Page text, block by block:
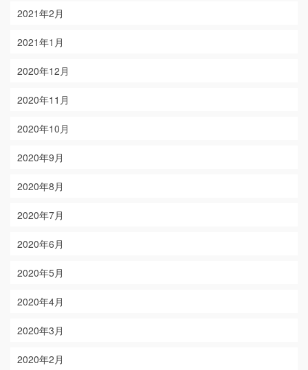
2021年2月
2021年1月
2020年12月
2020年11月
2020年10月
2020年9月
2020年8月
2020年7月
2020年6月
2020年5月
2020年4月
2020年3月
2020年2月